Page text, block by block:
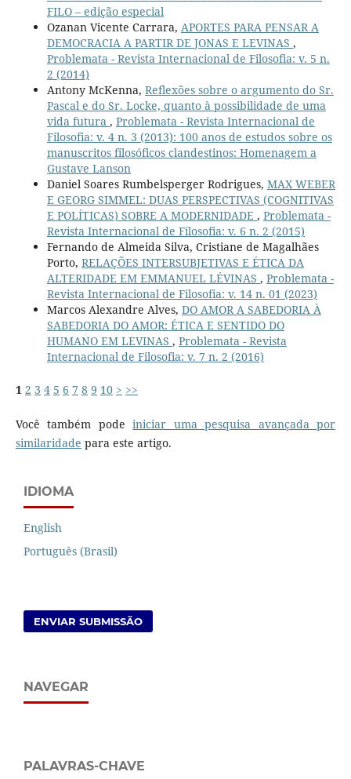
FILO – edição especial
Ozanan Vicente Carrara, APORTES PARA PENSAR A
DEMOCRACIA A PARTIR DE JONAS E LEVINAS ,
Problemata - Revista Internacional de Filosofia: v. 5 n.
2 (2014)
Antony McKenna, Reflexões sobre o argumento do Sr.
Pascal e do Sr. Locke, quanto à possibilidade de uma
vida futura , Problemata - Revista Internacional de
Filosofia: v. 4 n. 3 (2013): 100 anos de estudos sobre os
manuscritos filosóficos clandestinos: Homenagem a
Gustave Lanson
Daniel Soares Rumbelsperger Rodrigues, MAX WEBER
E GEORG SIMMEL: DUAS PERSPECTIVAS (COGNITIVAS
E POLÍTICAS) SOBRE A MODERNIDADE , Problemata -
Revista Internacional de Filosofia: v. 6 n. 2 (2015)
Fernando de Almeida Silva, Cristiane de Magalhães
Porto, RELAÇÕES INTERSUBJETIVAS E ÉTICA DA
ALTERIDADE EM EMMANUEL LÉVINAS , Problemata -
Revista Internacional de Filosofia: v. 14 n. 01 (2023)
Marcos Alexandre Alves, DO AMOR A SABEDORIA À
SABEDORIA DO AMOR: ÉTICA E SENTIDO DO
HUMANO EM LEVINAS , Problemata - Revista
Internacional de Filosofia: v. 7 n. 2 (2016)
1 2 3 4 5 6 7 8 9 10 > >>
Você também podeiniciar uma pesquisa avançada por
similaridade para este artigo.
IDIOMA
English
Português (Brasil)
ENVIAR SUBMISSÃO
NAVEGAR
PALAVRAS-CHAVE